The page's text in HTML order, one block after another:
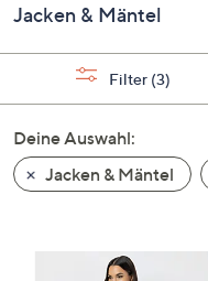
Pfeiltasten
nach
und
nach
unten
oder
Jacken & Mäntel
Filter (3)
Deine Auswahl:
Jacken & Mäntel